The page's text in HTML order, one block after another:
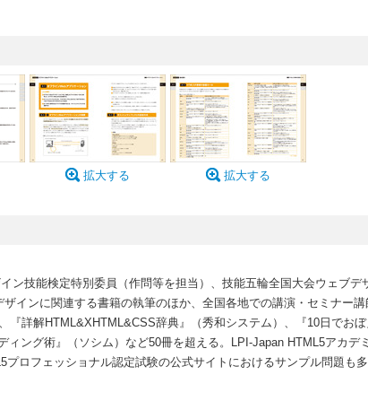
拡大する 拡大する
ン技能検定特別委員（作問等を担当）、技能五輪全国大会ウェブデ
インに関連する書籍の執筆のほか、全国各地での講演・セミナー
『詳解HTML&XHTML&CSS辞典』（秀和システム）、『10日でお
ング術』（ソシム）など50冊を超える。LPI-Japan HTML5アカデ
ロフェッショナル認定試験の公式サイトにおけるサンプル問題も多